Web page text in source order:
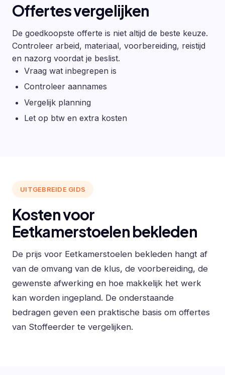
Offertes vergelijken
De goedkoopste offerte is niet altijd de beste keuze.
Controleer arbeid, materiaal, voorbereiding, reistijd
en nazorg voordat je beslist.
Vraag wat inbegrepen is
Controleer aannames
Vergelijk planning
Let op btw en extra kosten
UITGEBREIDE GIDS
Kosten voor
Eetkamerstoelen bekleden
De prijs voor Eetkamerstoelen bekleden hangt af
van de omvang van de klus, de voorbereiding, de
gewenste afwerking en hoe makkelijk het werk
kan worden ingepland. De onderstaande
bedragen geven een praktische basis om offertes
van Stoffeerder te vergelijken.